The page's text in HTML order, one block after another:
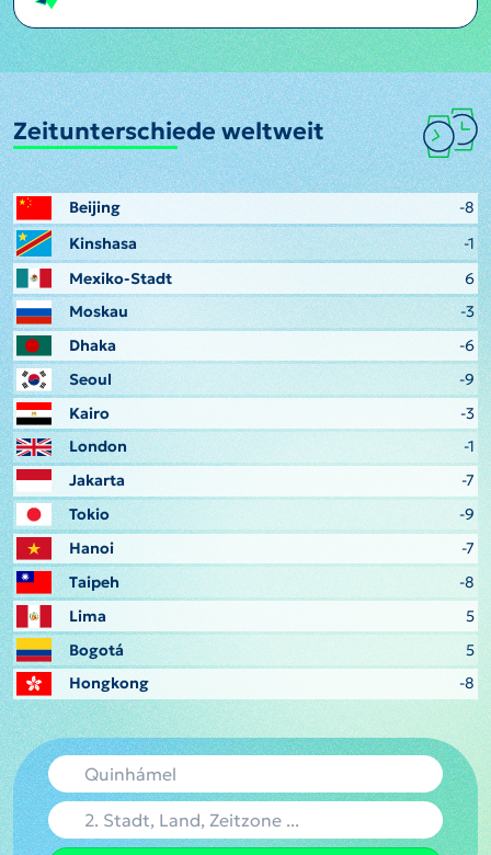
Zeitunterschiede weltweit
Beijing
-8
Kinshasa
-1
Mexiko-Stadt
6
Moskau
-3
Dhaka
-6
Seoul
-9
Kairo
-3
London
-1
Jakarta
-7
Tokio
-9
Hanoi
-7
Taipeh
-8
Lima
5
Bogotá
5
Hongkong
-8